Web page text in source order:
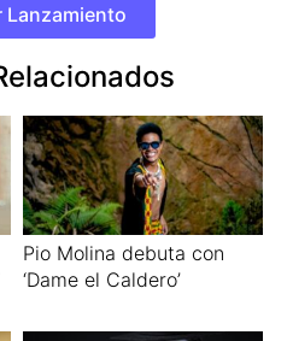
Lanzamiento
Pio Molina debuta con
‘Dame el Caldero’